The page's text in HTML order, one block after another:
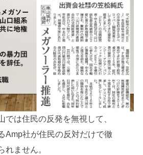
では住民の反発を無視して、
Amp社が住民の反対だけで徹
れません。